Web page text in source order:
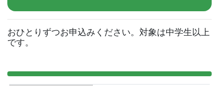
おひとりずつお申込みください。対象は中学生以上
です。